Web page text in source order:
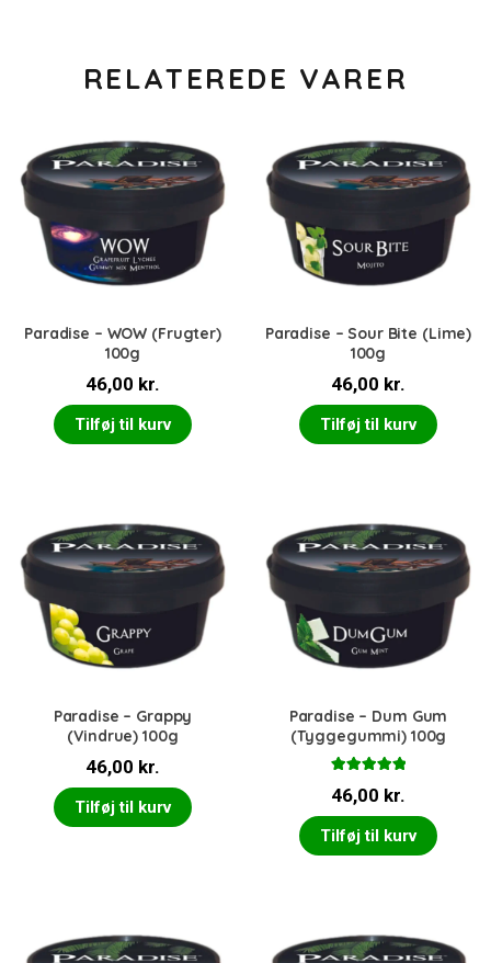
RELATEREDE VARER
Paradise – WOW (Frugter)
100g
46,00 kr.
Tilføj til kurv
Paradise – Sour Bite (Lime)
100g
46,00 kr.
Tilføj til kurv
Paradise – Grappy
(Vindrue) 100g
46,00 kr.
Tilføj til kurv
Paradise – Dum Gum
(Tyggegummi) 100g
5.00ud af 5
46,00 kr.
Tilføj til kurv